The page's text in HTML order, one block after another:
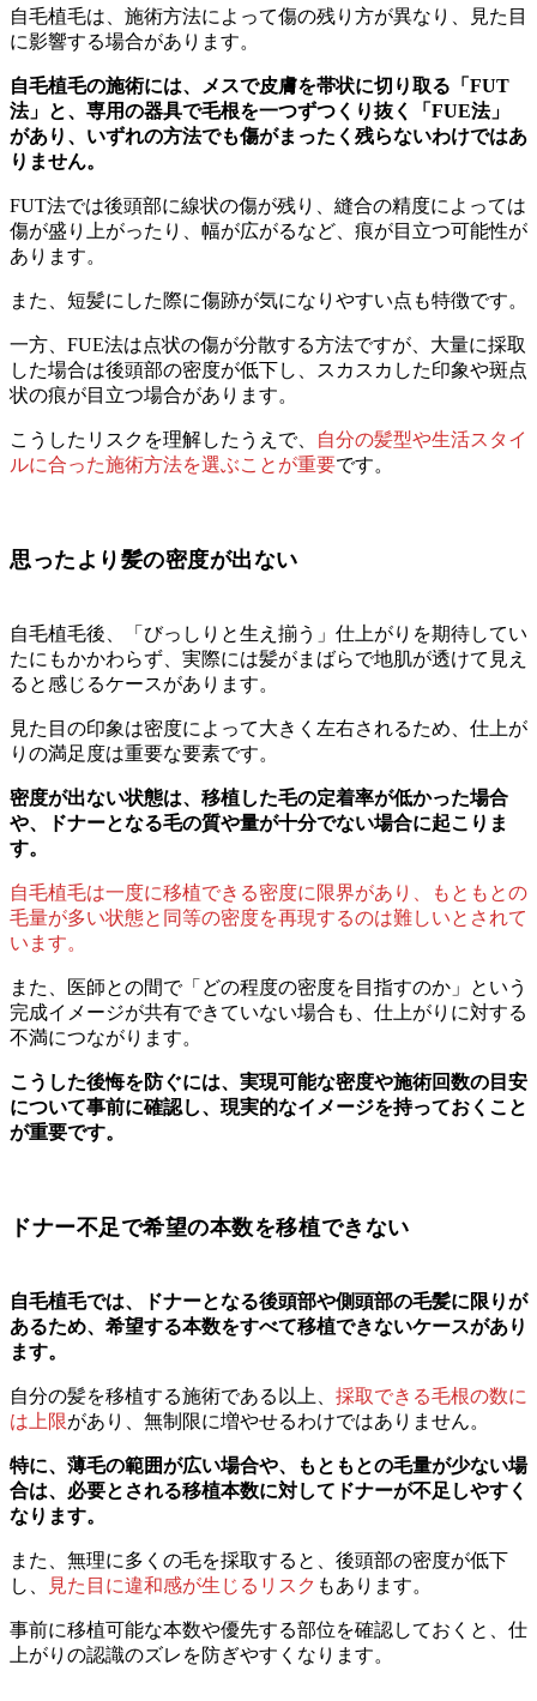
自毛植毛は、施術方法によって傷の残り方が異なり、見た目
に影響する場合があります。
自毛植毛の施術には、メスで皮膚を帯状に切り取る「FUT
法」と、専用の器具で毛根を一つずつくり抜く「FUE法」
があり、いずれの方法でも傷がまったく残らないわけではあ
りません。
FUT法では後頭部に線状の傷が残り、縫合の精度によっては
傷が盛り上がったり、幅が広がるなど、痕が目立つ可能性が
あります。
また、短髪にした際に傷跡が気になりやすい点も特徴です。
一方、FUE法は点状の傷が分散する方法ですが、大量に採取
した場合は後頭部の密度が低下し、スカスカした印象や斑点
状の痕が目立つ場合があります。
こうしたリスクを理解したうえで、
自分の髪型や生活スタイ
ルに合った施術方法を選ぶことが重要です。
思ったより髪の密度が出ない
自毛植毛後、「びっしりと生え揃う」仕上がりを期待してい
たにもかかわらず、実際には髪がまばらで地肌が透けて見え
ると感じるケースがあります。
見た目の印象は密度によって大きく左右されるため、仕上が
りの満足度は重要な要素です。
密度が出ない状態は、移植した毛の定着率が低かった場合
や、ドナーとなる毛の質や量が十分でない場合に起こりま
す。
自毛植毛は一度に移植できる密度に限界があり、もともとの
毛量が多い状態と同等の密度を再現するのは難しいとされて
います。
また、医師との間で「どの程度の密度を目指すのか」という
完成イメージが共有できていない場合も、仕上がりに対する
不満につながります。
こうした後悔を防ぐには、実現可能な密度や施術回数の目安
について事前に確認し、現実的なイメージを持っておくこと
が重要です。
ドナー不足で希望の本数を移植できない
自毛植毛では、ドナーとなる後頭部や側頭部の毛髪に限りが
あるため、希望する本数をすべて移植できないケースがあり
ます。
自分の髪を移植する施術である以上、 採取できる毛根の数に
は上限があり、無制限に増やせるわけではありません。
特に、薄毛の範囲が広い場合や、もともとの毛量が少ない場
合は、必要とされる移植本数に対してドナーが不足しやすく
なります。
また、無理に多くの毛を採取すると、後頭部の密度が低下
し、
見た目に違和感が生じるリスク もあります。
事前に移植可能な本数や優先する部位を確認しておくと、仕
上がりの認識のズレを防ぎやすくなります。